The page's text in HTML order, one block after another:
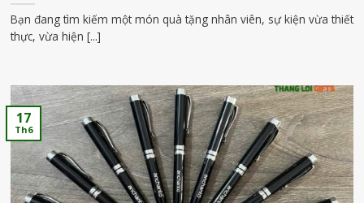
Bạn đang tìm kiếm một món quà tặng nhân viên, sự kiện vừa thiết
thực, vừa hiện [...]
17
Th6